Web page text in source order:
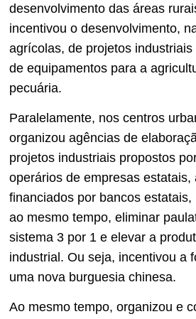
desenvolvimento das áreas
incentivou o desenvolvimento,
agrícolas, de projetos
de equipamentos para a
pecuária.
Paralelamente, nos centros
organizou agências de
projetos industriais propostos
operários de empresas estatais,
financiados por bancos estatais,
ao mesmo tempo, eliminar
sistema 3 por 1 e elevar a
industrial. Ou seja, incentivou a
uma nova burguesia chinesa.
Ao mesmo tempo, organizou e